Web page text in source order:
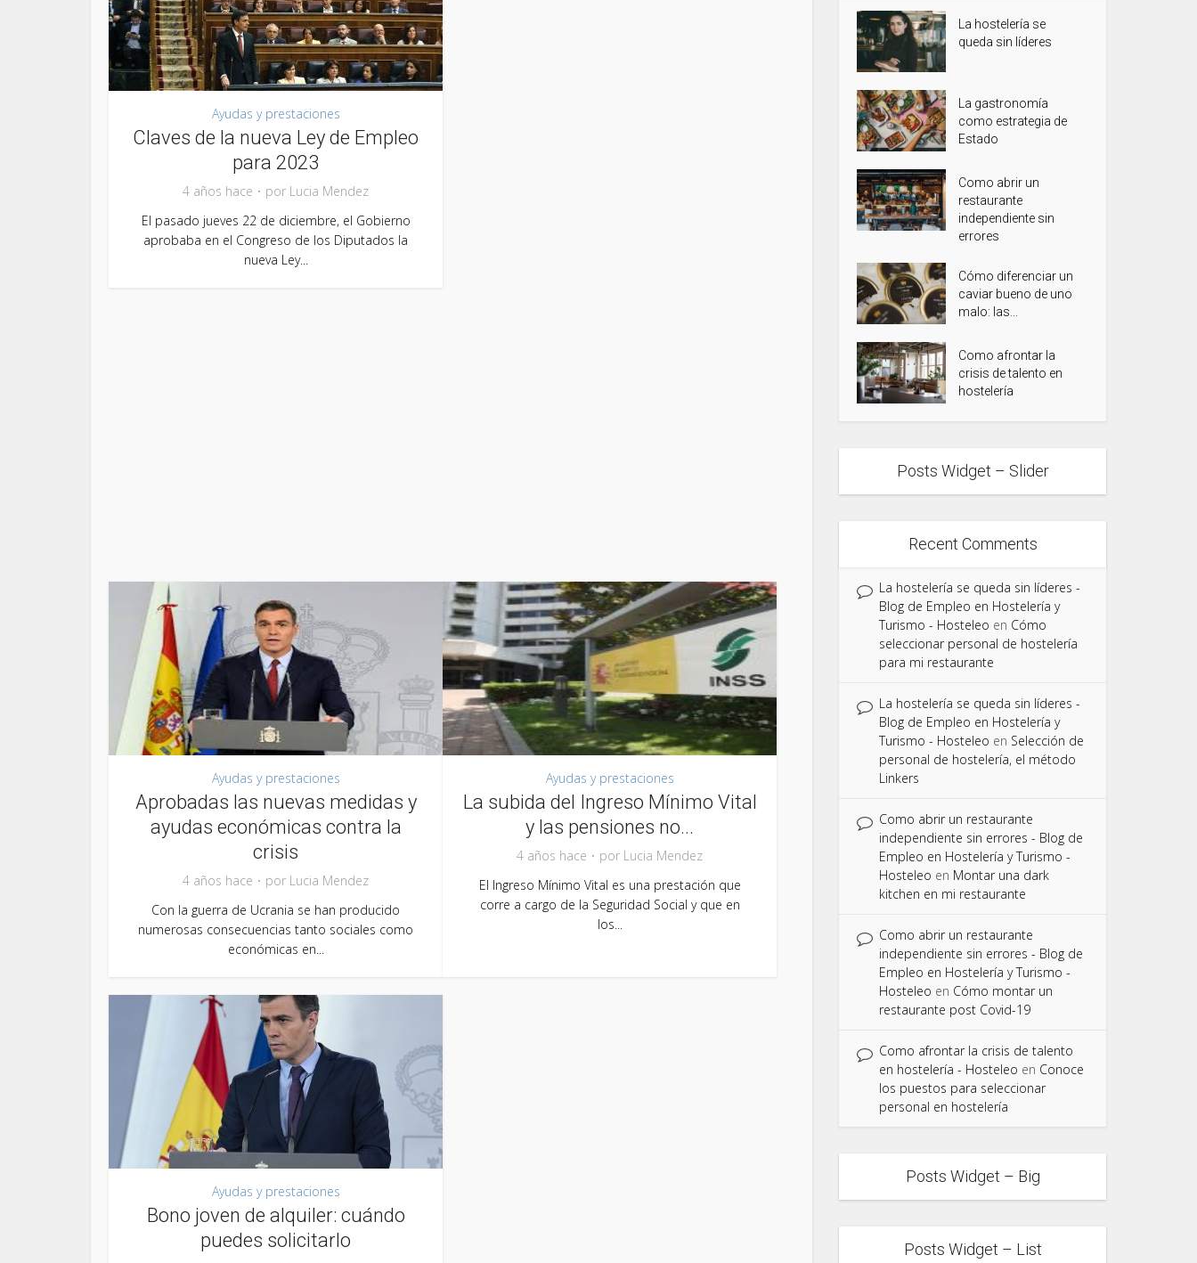
Ayudas y prestaciones
Claves de la nueva Ley de Empleo
para 2023
4 años hace por Lucia Mendez
El pasado jueves 22 de diciembre, el Gobierno
aprobaba en el Congreso de los Diputados la
nueva Ley...
Ayudas y prestaciones
Aprobadas las nuevas medidas y
ayudas económicas contra la
crisis
4 años hace por Lucia Mendez
Con la guerra de Ucrania se han producido
numerosas consecuencias tanto sociales como
económicas en...
Ayudas y prestaciones
La subida del Ingreso Mínimo Vital
y las pensiones no...
4 años hace por Lucia Mendez
El Ingreso Mínimo Vital es una prestación que
corre a cargo de la Seguridad Social y que en
los...
Ayudas y prestaciones
Bono joven de alquiler: cuándo
puedes solicitarlo
La hostelería se
queda sin líderes
La gastronomía
como estrategia de
Estado
Como abrir un
restaurante
independiente sin
errores
Cómo diferenciar un
caviar bueno de uno
malo: las...
Como afrontar la
crisis de talento en
hostelería
Posts Widget – Slider
Recent Comments
La hostelería se queda sin líderes -
Blog de Empleo en Hostelería y
Turismo - Hosteleo en Cómo
seleccionar personal de hostelería
para mi restaurante
La hostelería se queda sin líderes -
Blog de Empleo en Hostelería y
Turismo - Hosteleo en Selección de
personal de hostelería, el método
Linkers
Como abrir un restaurante
independiente sin errores - Blog de
Empleo en Hostelería y Turismo -
Hosteleo en Montar una dark
kitchen en mi restaurante
Como abrir un restaurante
independiente sin errores - Blog de
Empleo en Hostelería y Turismo -
Hosteleo en Cómo montar un
restaurante post Covid-19
Como afrontar la crisis de talento
en hostelería - Hosteleo en Conoce
los puestos para seleccionar
personal en hostelería
Posts Widget – Big
Posts Widget – List